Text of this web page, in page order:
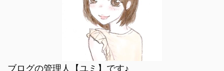
ブログの管理人【ユミ】です♪